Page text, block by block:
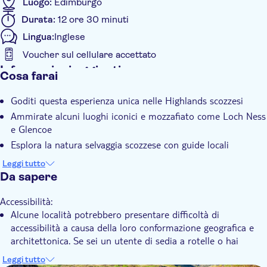
di Urquhart. Trascorrerai il pomeriggio esplorando l'area
intorno al Loch Ness e scoprendo la sua storia prima di
tornare a Edimburgo.
Durata: 12 ore 30 minuti
Lingua:Inglese
Voucher sul cellulare accettato
Informazioni aggiuntive
Visita guidata
Voucher elettronico
Tour di gruppo
Cosa farai
Goditi questa esperienza unica nelle Highlands scozzesi
Ammirate alcuni luoghi iconici e mozzafiato come Loch Ness
e Glencoe
Esplora la natura selvaggia scozzese con guide locali
Salite su un autobus e scoprite la Scozia settentrionale
partendo da Edimburgo
Leggi tutto
Da sapere
Accessibilità:
Alcune località potrebbero presentare difficoltà di
accessibilità a causa della loro conformazione geografica e
architettonica. Se sei un utente di sedia a rotelle o hai
mobilità ridotta, ti preghiamo di contattare in anticipo il
Leggi tutto